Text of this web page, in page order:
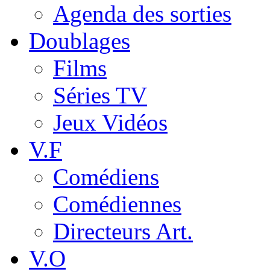
Agenda des sorties
Doublages
Films
Séries TV
Jeux Vidéos
V.F
Comédiens
Comédiennes
Directeurs Art.
V.O